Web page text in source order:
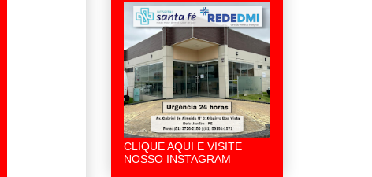
CLIQUE AQUI E VISITE
NOSSO INSTAGRAM